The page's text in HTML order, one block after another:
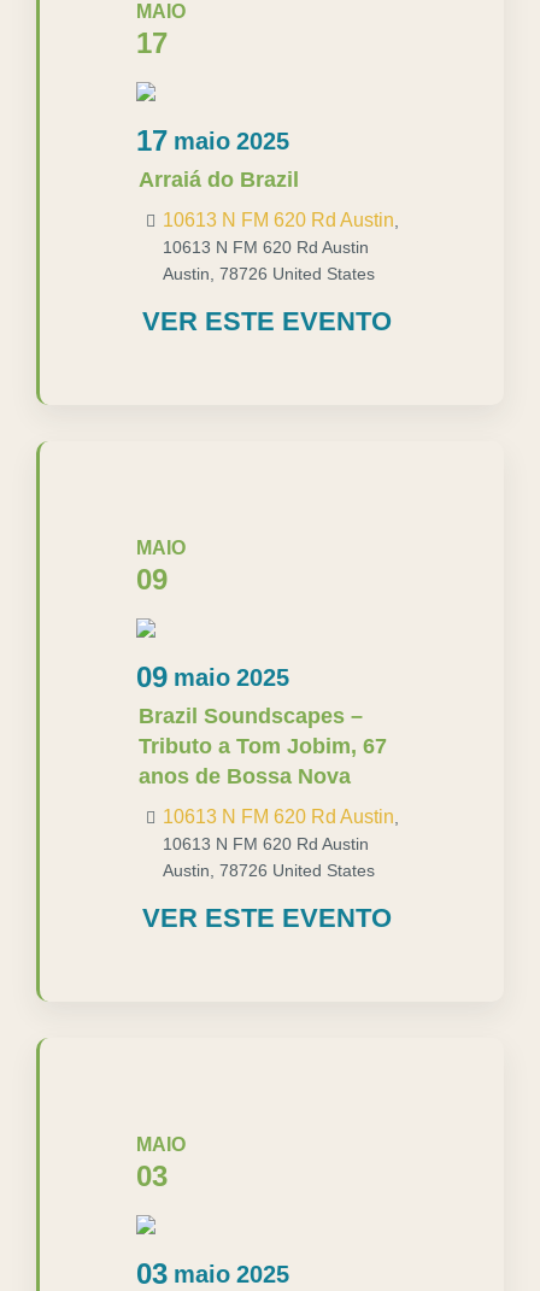
MAIO
17
17 maio 2025
Arraiá do Brazil
10613 N FM 620 Rd Austin
10613 N FM 620 Rd Austin
Austin 78726 United States
VER ESTE EVENTO
MAIO
09
09 maio 2025
Brazil Soundscapes –
Tributo a Tom Jobim, 67
anos de Bossa Nova
10613 N FM 620 Rd Austin
10613 N FM 620 Rd Austin
Austin 78726 United States
VER ESTE EVENTO
MAIO
03
03 maio 2025